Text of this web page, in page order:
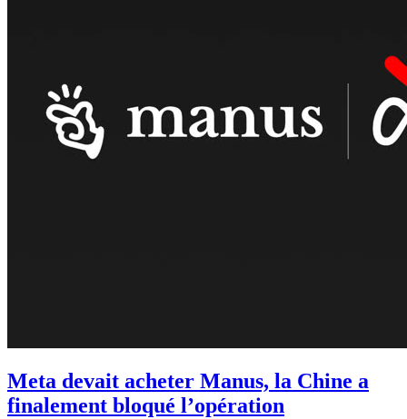
Meta devait acheter Manus, la Chine a
finalement bloqué l’opération